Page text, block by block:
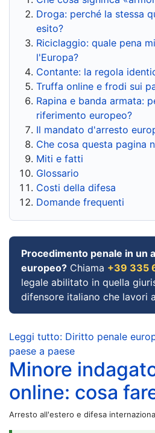
Droga: perché la stessa
esito?
Riciclaggio: quale pena
l'Europa?
Contante: la regola
Truffa online e frodi sui
Rapina e banda armata:
riferimento europeo?
Il mandato d'arresto
Che cosa questa pagina
Miti e fatti
Glossario
Costi della difesa
Domande frequenti
Procedimento penale in un
europeo? Chiama +39 335
legale abilitato in quella
difensore italiano che lavori
Leggi tutto: Diritto penale
paese a paese
Minore
online: cosa
Arresto all'estero e difesa